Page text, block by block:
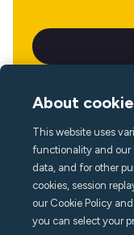
About
This website uses
functionality and our
data, and for other
cookies, session
our Cookie Policy
you can select your